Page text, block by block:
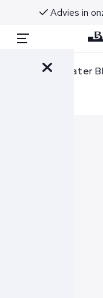
Advies in
Denham Sweater